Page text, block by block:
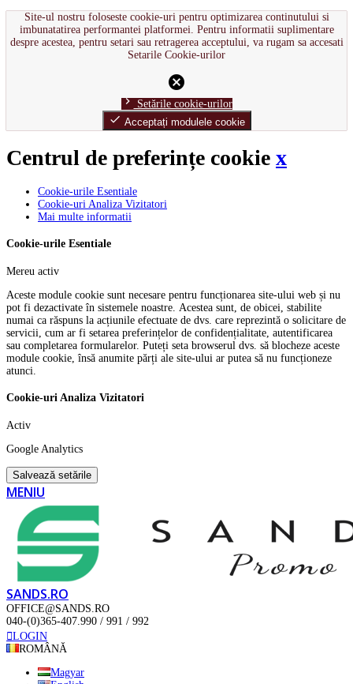
Site-ul nostru foloseste cookie-uri pentru optimizarea continutului si
imbunatatirea performantei platformei. Pentru informatii suplimentare
despre acestea, pentru setari sau retragerea acceptului, va rugam sa accesati
Setarile Cookie-urilor
cancel
chevron_right Setările cookie-urilor
done Acceptați modulele cookie
Centrul de preferințe cookie x
Cookie-urile Esentiale
Cookie-uri Analiza Vizitatori
Mai multe informatii
Cookie-urile Esentiale
Mereu activ
Aceste module cookie sunt necesare pentru funcționarea site-ului web și nu
pot fi dezactivate în sistemele noastre. Acestea sunt, de obicei, stabilite
numai ca răspuns la acțiunile efectuate de dvs. care reprezintă o solicitare de
servicii, cum ar fi setarea preferințelor de confidențialitate, autentificarea
sau completarea formularelor. Puteți seta browserul dvs. să blocheze aceste
module cookie, însă anumite părți ale site-ului ar putea să nu funcționeze
atunci.
Cookie-uri Analiza Vizitatori
Activ
Google Analytics
Salvează setările
MENIU
SANDS.RO
OFFICE@SANDS.RO
040-(0)365-407.990 / 991 / 992
LOGIN
ROMÂNĂ
Magyar